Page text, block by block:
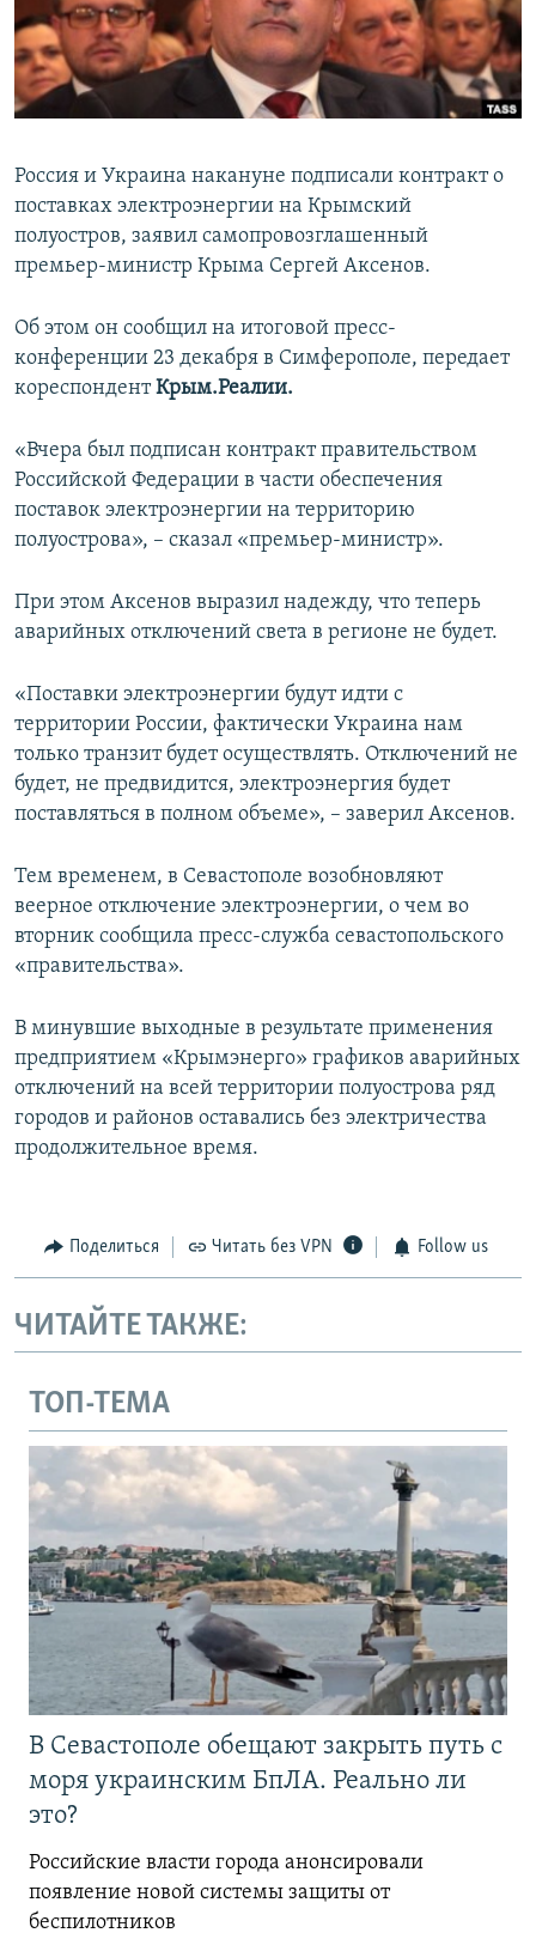
ПОБЕДИТЕЛЕЙ НЕ СУДЯТ?
КРЫМ.НЕПОКОРЕННЫЙ
ПРИСОЕДИНЯЙТЕСЬ!
Все сайты RFE/RL
Россия и Украина накануне подписали контракт о
поставках электроэнергии на Крымский
полуостров, заявил самопровозглашенный
премьер-министр Крыма Сергей Аксенов.
Об этом он сообщил на итоговой пресс-
конференции 23 декабря в Симферополе, передает
кореспондентКрым.Реалии.
«Вчера был подписан контракт правительством
Российской Федерации в части обеспечения
поставок электроэнергии на территорию
полуострова», – сказал «премьер-министр».
При этом Аксенов выразил надежду, что теперь
аварийных отключений света в регионе не будет.
«Поставки электроэнергии будут идти с
территории России, фактически Украина нам
только транзит будет осуществлять. Отключений не
будет, не предвидится, электроэнергия будет
поставляться в полном объеме», – заверил Аксенов.
Тем временем, в Севастополе возобновляют
веерное отключение электроэнергии, о чем во
вторник сообщила пресс-служба севастопольского
«правительства».
В минувшие выходные в результате применения
предприятием «Крымэнерго» графиков аварийных
отключений на всей территории полуострова ряд
городов и районов оставались без электричества
продолжительное время.
Поделиться Читать без VPN Follow us
ЧИТАЙТЕ ТАКЖЕ:
ТОП-ТЕМА
В Севастополе обещают закрыть путь с
моря украинским БпЛА. Реально ли
это?
Российские власти города анонсировали
появление новой системы защиты от
беспилотников